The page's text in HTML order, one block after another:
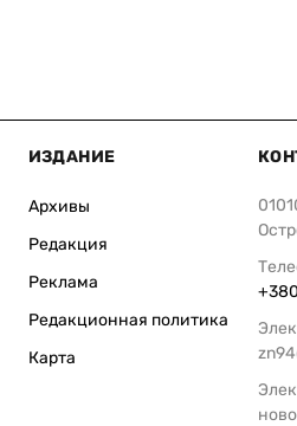
ИЗДАНИЕ
Архивы
Редакция
Реклама
Редакционная политика
Карта